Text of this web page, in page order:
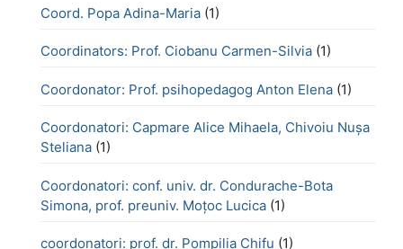
Coord. Popa Adina-Maria (1)
Coordinators: Prof. Ciobanu Carmen-Silvia (1)
Coordonator: Prof. psihopedagog Anton Elena (1)
Coordonatori: Capmare Alice Mihaela, Chivoiu Nușa
Steliana (1)
Coordonatori: conf. univ. dr. Condurache-Bota
Simona, prof. preuniv. Moțoc Lucica (1)
coordonatori: prof. dr. Pompilia Chifu (1)